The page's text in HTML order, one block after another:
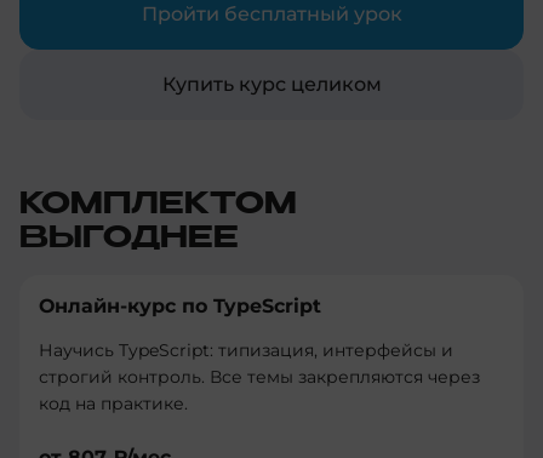
Пройти бесплатный урок
Купить курс целиком
КОМПЛЕКТОМ
ВЫГОДНЕЕ
Онлайн-курс по TypeScript
Научись TypeScript: типизация, интерфейсы и
строгий контроль. Все темы закрепляются через
код на практике.